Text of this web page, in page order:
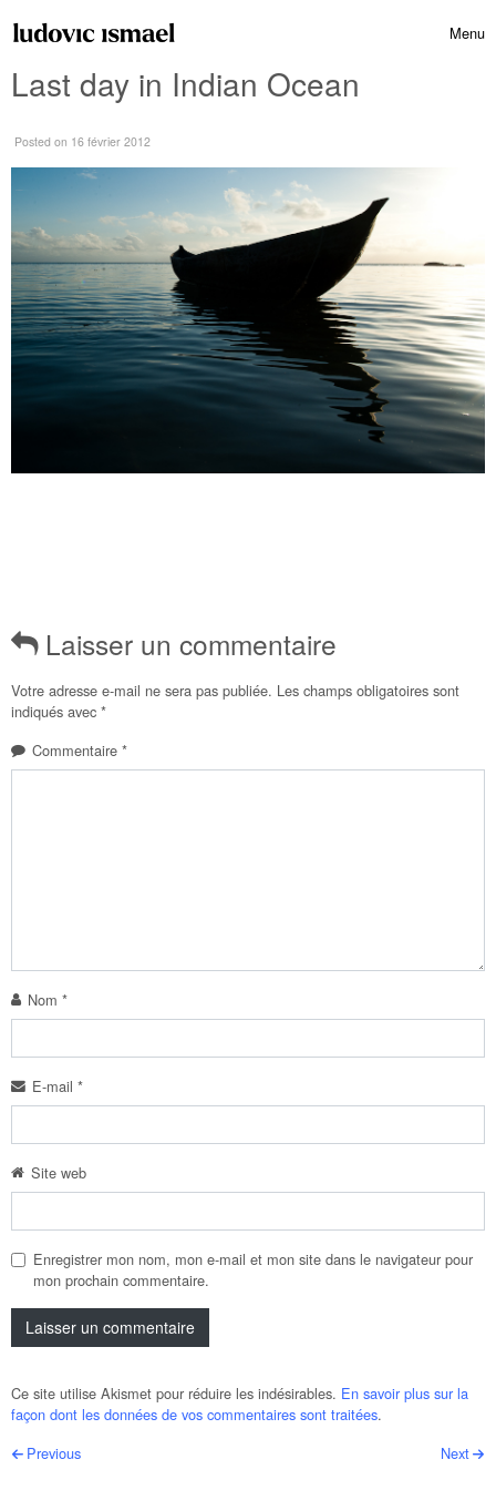
Menu
Last day in Indian Ocean
Posted on 16 février 2012
Laisser un commentaire
Votre adresse e-mail ne sera pas publiée. Les champs obligatoires sont
indiqués avec *
Commentaire *
Nom *
E-mail *
Site web
Enregistrer mon nom, mon e-mail et mon site dans le navigateur pour
mon prochain commentaire.
Ce site utilise Akismet pour réduire les indésirables. En savoir plus sur la
façon dont les données de vos commentaires sont traitées.
Post navigation
Previous Next